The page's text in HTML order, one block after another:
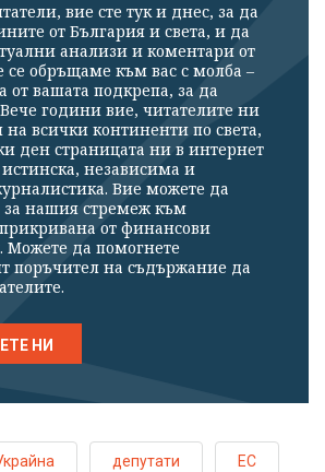
вие сте тук и днес, за да
от България и света, и да
анализи и коментари от
се обръщаме към вас с молба –
вашата подкрепа, за да
години вие, читателите ни
всички континенти по света,
ден страницата ни в интернет
независима и
Вие можете да
за нашия стремеж към
от финансови
Можете да помогнете
поръчител на съдържание да
НИ
депутати ЕС